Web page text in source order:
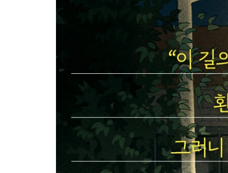
_넘기 힘든 산과 넘지 못할 산은 다르다
Beyond Story 망매지갈(望梅止渴) 이야기
마음을 키우는 순간, 공부는 재미있어진다
06 다른 사람 말고, 자신의 과거와 경쟁하라
_라이벌은 공부할 마음을 빨아먹는 뱀파이어다
_60초 안에 불행해지는 방법
_나를 이기는 순간, 모두를 이긴다
_마음속에 모티베이터를 품어라
Beyond Story 내가 노량진 수산시장에서 배운 것